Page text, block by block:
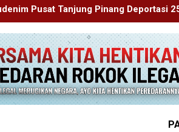
Deportasi 25 Warga Negara Vietnam